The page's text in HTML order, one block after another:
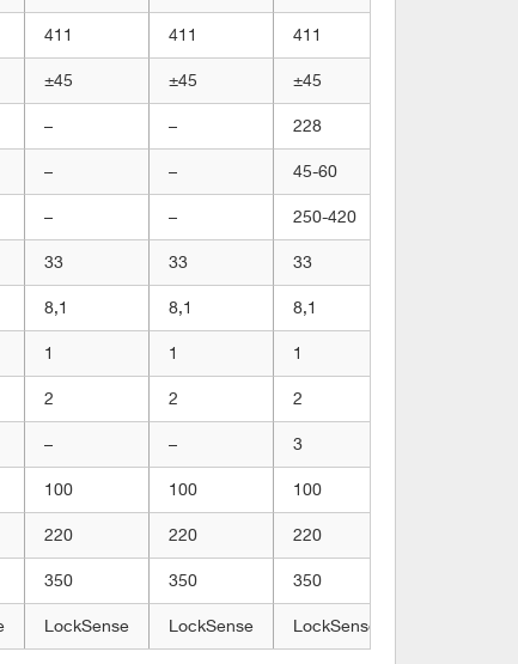
411 411 411
±45 ±45 ±45
– – 228
– – 45-60
– – 250-420
33 33 33
8,1 8,1 8,1
1 1 1
2 2 2
– – 3
100 100 100
220 220 220
350 350 350
LockSense LockSense LockSense